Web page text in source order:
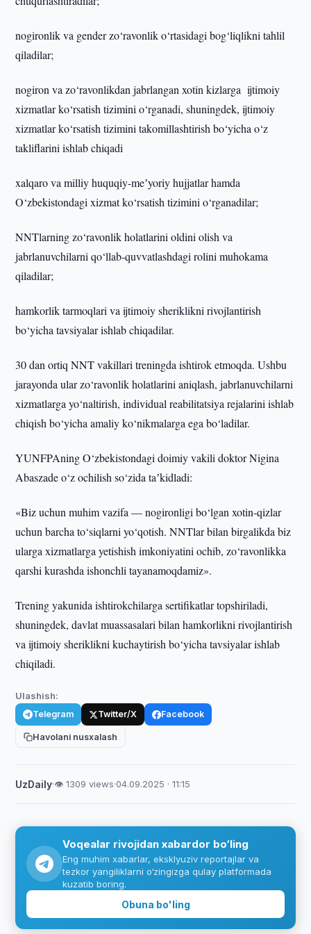
nogironlik va gender zo‘ravonlik o‘rtasidagi bog‘liqlikni tahlil
qiladilar;
nogiron va zo‘ravonlikdan jabrlangan xotin kizlarga ijtimoiy
xizmatlar ko‘rsatish tizimini o‘rganadi, shuningdek, ijtimoiy
xizmatlar ko‘rsatish tizimini takomillashtirish bo‘yicha o‘z
takliflarini ishlab chiqadi
xalqaro va milliy huquqiy-meʼyoriy hujjatlar hamda
O‘zbekistondagi xizmat ko‘rsatish tizimini o‘rganadilar;
NNTlarning zo‘ravonlik holatlarini oldini olish va
jabrlanuvchilarni qo‘llab-quvvatlashdagi rolini muhokama
qiladilar;
hamkorlik tarmoqlari va ijtimoiy sheriklikni rivojlantirish
bo‘yicha tavsiyalar ishlab chiqadilar.
30 dan ortiq NNT vakillari treningda ishtirok etmoqda. Ushbu
jarayonda ular zo‘ravonlik holatlarini aniqlash, jabrlanuvchilarni
xizmatlarga yo‘naltirish, individual reabilitatsiya rejalarini ishlab
chiqish bo‘yicha amaliy ko‘nikmalarga ega bo‘ladilar.
YUNFPAning O‘zbekistondagi doimiy vakili doktor Nigina
Abaszade o‘z ochilish so‘zida taʼkidladi:
«Biz uchun muhim vazifa — nogironligi bo‘lgan xotin-qizlar
uchun barcha to‘siqlarni yo‘qotish. NNTlar bilan birgalikda biz
ularga xizmatlarga yetishish imkoniyatini ochib, zo‘ravonlikka
qarshi kurashda ishonchli tayanamoqdamiz».
Trening yakunida ishtirokchilarga sertifikatlar topshiriladi,
shuningdek, davlat muassasalari bilan hamkorlikni rivojlantirish
va ijtimoiy sheriklikni kuchaytirish bo‘yicha tavsiyalar ishlab
chiqiladi.
Ulashish:
Telegram Twitter/X Facebook
Havolani nusxalash
UzDaily·👁 1309 views·04.09.2025 · 11:15
Voqealar rivojidan xabardor bo‘ling
Eng muhim xabarlar, eksklyuziv reportajlar va
tezkor yangiliklarni o‘zingizga qulay platformada
kuzatib boring.
Obuna bo'ling